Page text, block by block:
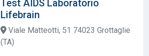
Test AIDS Laboratorio
Lifebrain
Viale Matteotti, 51 74023 Grottaglie
(TA)